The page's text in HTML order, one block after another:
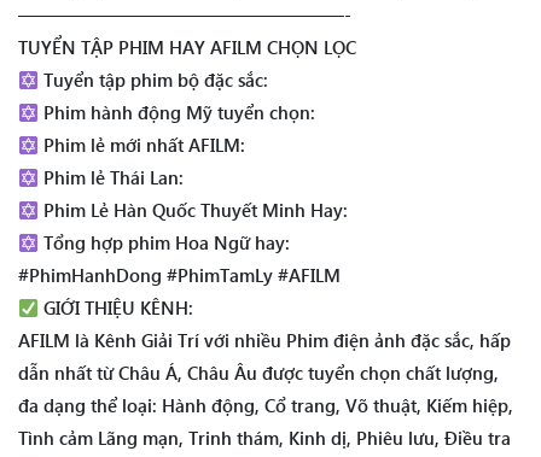
——————————————————-
TUYỂN TẬP PHIM HAY AFILM CHỌN LỌC
Tuyển tập phim bộ đặc sắc:
Phim hành động Mỹ tuyển chọn:
Phim lẻ mới nhất AFILM:
Phim lẻ Thái Lan:
Phim Lẻ Hàn Quốc Thuyết Minh Hay:
Tổng hợp phim Hoa Ngữ hay:
#PhimHanhDong #PhimTamLy #AFILM
GIỚI THIỆU KÊNH:
AFILM là Kênh Giải Trí với nhiều Phim điện ảnh đặc sắc, hấp
dẫn nhất từ Châu Á, Châu Âu được tuyển chọn chất lượng,
đa dạng thể loại: Hành động, Cổ trang, Võ thuật, Kiếm hiệp,
Tình cảm Lãng mạn, Trinh thám, Kinh dị, Phiêu lưu, Điều tra